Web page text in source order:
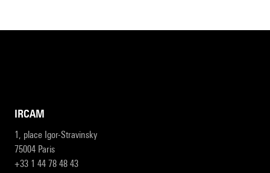
IRCAM
1, place Igor-Stravinsky
75004 Paris
+33 1 44 78 48 43